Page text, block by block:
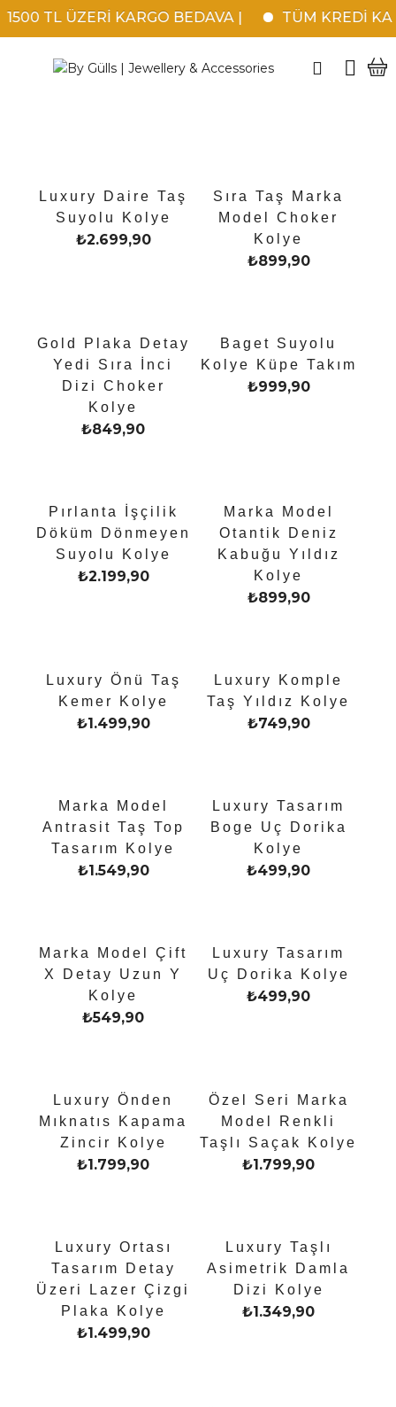
TL ÜZERİ KARGO BEDAVA | TÜM KREDİ
Luxury Daire Taş
Suyolu Kolye
₺2.699,90
Sıra Taş Marka
Model Choker
Kolye
₺899,90
Gold Plaka Detay
Yedi Sıra İnci
Dizi Choker
Kolye
₺849,90
Baget Suyolu
Kolye Küpe Takım
₺999,90
Pırlanta İşçilik
Döküm Dönmeyen
Suyolu Kolye
₺2.199,90
Marka Model
Otantik Deniz
Kabuğu Yıldız
Kolye
₺899,90
Luxury Önü Taş
Kemer Kolye
₺1.499,90
Luxury Komple
Taş Yıldız Kolye
₺749,90
Marka Model
Antrasit Taş Top
Tasarım Kolye
₺1.549,90
Luxury Tasarım
Boge Uç Dorika
Kolye
₺499,90
Marka Model Çift
X Detay Uzun Y
Kolye
₺549,90
Luxury Tasarım
Uç Dorika Kolye
₺499,90
Luxury Önden
Mıknatıs Kapama
Zincir Kolye
₺1.799,90
Özel Seri Marka
Model Renkli
Taşlı Saçak Kolye
₺1.799,90
Luxury Ortası
Tasarım Detay
Üzeri Lazer Çizgi
Plaka Kolye
₺1.499,90
Luxury Taşlı
Asimetrik Damla
Dizi Kolye
₺1.349,90